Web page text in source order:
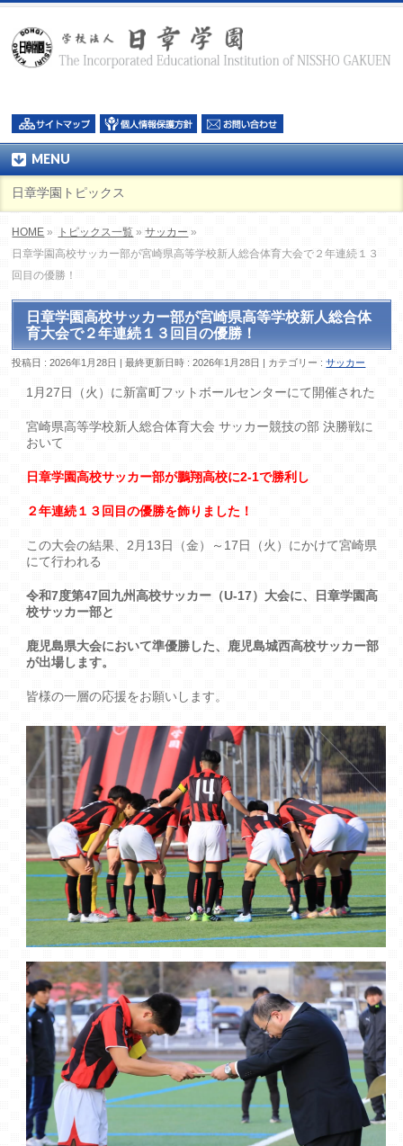
MENU
日章学園トピックス
HOME » トピックス一覧 »サッカー »
日章学園高校サッカー部が宮崎県高等学校新人総合体育大会で２年連続１３
回目の優勝！
日章学園高校サッカー部が宮崎県高等学校新人総合体
育大会で２年連続１３回目の優勝！
投稿日 : 2026年1月28日 最終更新日時 : 2026年1月28日 カテゴリー :サッカー
1月27日（火）に新富町フットボールセンターにて開催された
宮崎県高等学校新人総合体育大会 サッカー競技の部 決勝戦に
おいて
日章学園高校サッカー部が鵬翔高校に2-1で勝利し
２年連続１３回目の優勝を飾りました！
この大会の結果、2月13日（金）～17日（火）にかけて宮崎県
にて行われる
令和7度第47回九州高校サッカー（U-17）大会に、日章学園高
校サッカー部と
鹿児島県大会において準優勝した、鹿児島城西高校サッカー部
が出場します。
皆様の一層の応援をお願いします。